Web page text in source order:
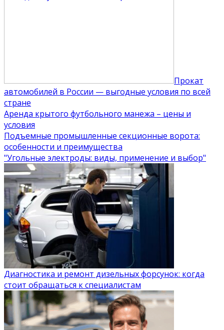
Прокат
автомобилей в России — выгодные условия по всей
стране
Аренда крытого футбольного манежа – цены и
условия
Подъемные промышленные секционные ворота:
особенности и преимущества
"Угольные электроды: виды, применение и выбор"
Диагностика и ремонт дизельных форсунок: когда
стоит обращаться к специалистам